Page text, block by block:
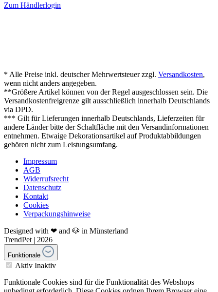
Zum Händlerlogin
* Alle Preise inkl. deutscher Mehrwertsteuer zzgl. Versandkosten,
wenn nicht anders angegeben.
**Größere Artikel können von der Regel ausgeschlossen sein. Die
Versandkostenfreigrenze gilt ausschließlich innerhalb Deutschlands
via DPD.
*** Gilt für Lieferungen innerhalb Deutschlands, Lieferzeiten für
andere Länder bitte der Schaltfläche mit den Versandinformationen
entnehmen. Etwaige Dekorationsartikel auf Produktabbildungen
gehören nicht zum Leistungsumfang.
Impressum
AGB
Widerrufsrecht
Datenschutz
Kontakt
Cookies
Verpackungshinweise
Designed with ❤ and 🐶 in Münsterland
TrendPet | 2026
Funktionale
Aktiv Inaktiv
Funktionale Cookies sind für die Funktionalität des Webshops